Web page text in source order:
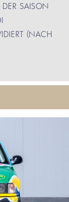
SAISON
(NACH